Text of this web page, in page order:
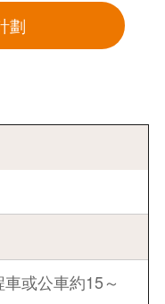
劃
或公車約15～